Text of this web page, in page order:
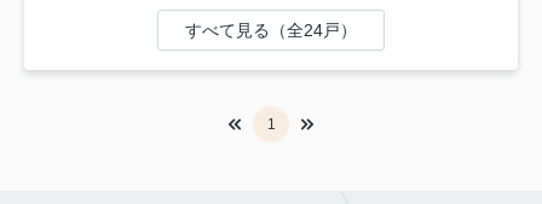
すべて見る（全24戸）
1